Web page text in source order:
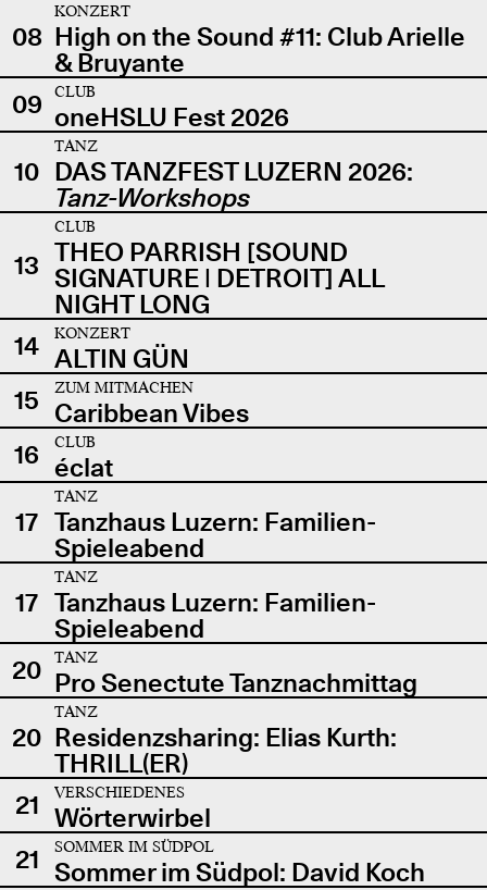
08
KONZERT
High on the Sound #11: Club Arielle
& Bruyante
09
CLUB
oneHSLU Fest 2026
10
TANZ
DAS TANZFEST LUZERN 2026:
Tanz-Workshops
13
CLUB
THEO PARRISH [SOUND
SIGNATURE | DETROIT] ALL
NIGHT LONG
14
KONZERT
ALTIN GÜN
15
ZUM MITMACHEN
Caribbean Vibes
16
CLUB
éclat
17
TANZ
Tanzhaus Luzern: Familien-
Spieleabend
17
TANZ
Tanzhaus Luzern: Familien-
Spieleabend
20
TANZ
Pro Senectute Tanznachmittag
20
TANZ
Residenzsharing: Elias Kurth:
THRILL(ER)
21
VERSCHIEDENES
Wörterwirbel
21
SOMMER IM SÜDPOL
Sommer im Südpol: David Koch